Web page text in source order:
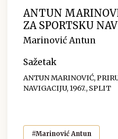
ANTUN
ZA SPORTSKU
Marinović Antun
Sažetak
ANTUN MARINOVIĆ,
NAVIGACIJU, 1967., SPLIT
#Marinović Antun